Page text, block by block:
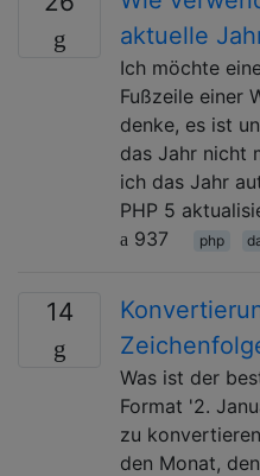
aktuelle
Ich möchte
Fußzeile einer
denke, es ist
das Jahr nicht
ich das Jahr
PHP 5
937
php
14
Was ist der
Format '2.
zu
den Monat,